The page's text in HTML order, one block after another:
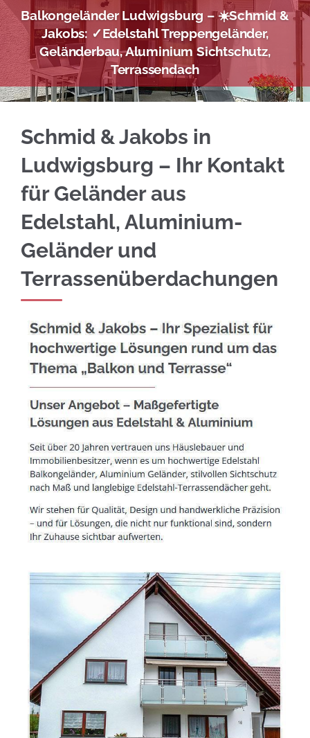
Balkongeländer Ludwigsburg – ☀️Schmid &
Jakobs: ✓Edelstahl Treppengeländer,
Geländerbau, Aluminium Sichtschutz,
Terrassendach
Schmid & Jakobs in
Ludwigsburg – Ihr Kontakt
für Geländer aus
Edelstahl, Aluminium-
Geländer und
Terrassenüberdachungen